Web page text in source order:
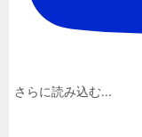
さらに読み込む...